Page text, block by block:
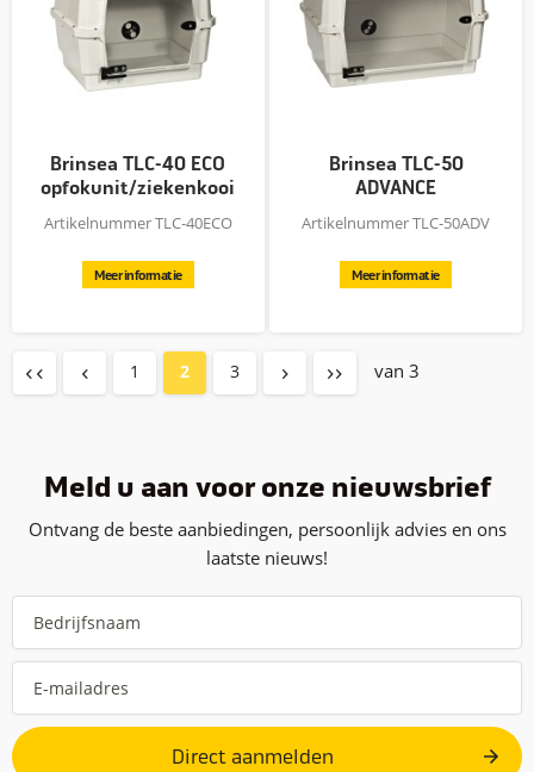
Brinsea TLC-40 ECO
opfokunit/ziekenkooi
Artikelnummer TLC-40ECO
Meer informatie
Brinsea TLC-50
ADVANCE
opfokunit/ziek
Artikelnummer TLC-50ADV
Meer informatie
1 2 3 van 3
Meld u aan voor onze nieuwsbrief
Ontvang de beste aanbiedingen, persoonlijk advies en ons
laatste nieuws!
Direct aanmelden